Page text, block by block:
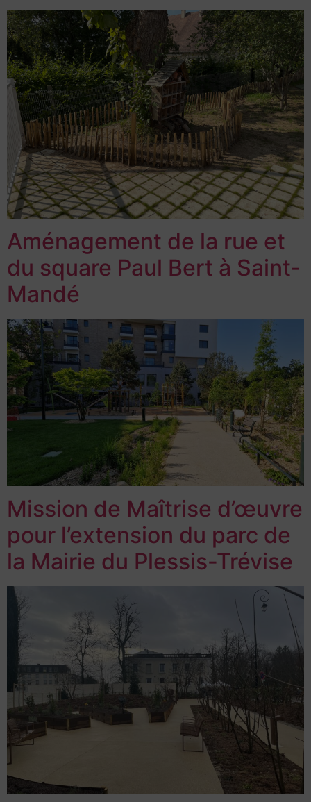
Aménagement de la rue et
du square Paul Bert à Saint-
Mandé
Mission de Maîtrise d’œuvre
pour l’extension du parc de
la Mairie du Plessis-Trévise